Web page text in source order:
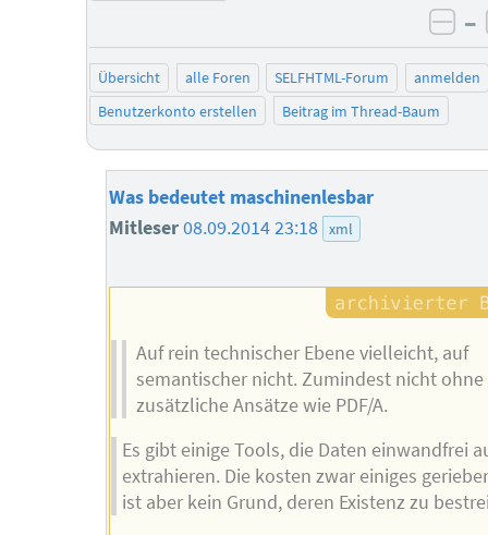
–
Übersicht alle Foren SELFHTML-Forum
anmelden
Benutzerkonto erstellen
Beitrag im Thread-Baum
Was bedeutet maschinenlesbar
Mitleser08.09.2014 23:18 xml
Auf rein technischer Ebene vielleicht, auf
semantischer nicht. Zumindest nicht ohne
zusätzliche Ansätze wie PDF/A.
Es gibt einige Tools, die Daten einwandfrei
extrahieren. Die kosten zwar einiges
ist aber kein Grund, deren Existenz zu